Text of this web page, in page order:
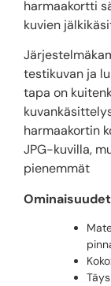
harmaakortti
kuvien
testikuvan ja
tapa on
harmaakortin
JPG-kuvilla,
pienemmät
Ominaisuudet